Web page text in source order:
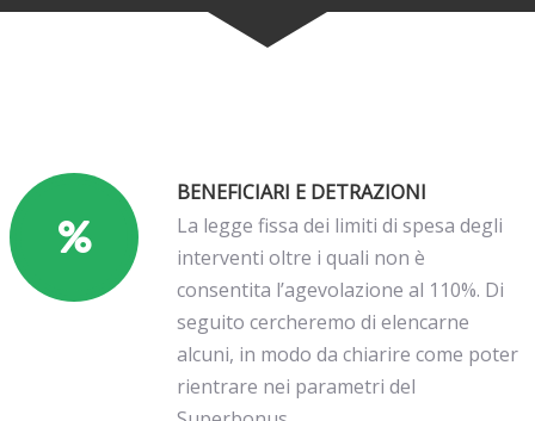
BENEFICIARI E DETRAZIONI
La legge fissa dei limiti di spesa degli
interventi oltre i quali non è
consentita l’agevolazione al 110%. Di
seguito cercheremo di elencarne
alcuni, in modo da chiarire come poter
rientrare nei parametri del